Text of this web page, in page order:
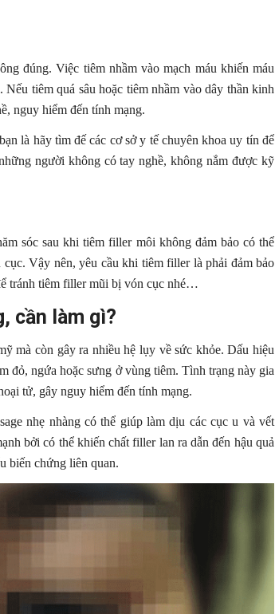
đúng. Việc tiêm nhầm vào mạch máu khiến máu
tiêm quá sâu hoặc tiêm nhầm vào dây thần kinh
nguy hiểm đến tính mạng.
là hãy tìm đế các cơ sở y tế chuyên khoa uy tín để
người không có tay nghề, không nắm được kỹ
sóc sau khi tiêm filler môi không đảm bảo có thể
Vậy nên, yêu cầu khi tiêm filler là phải đảm bảo
tránh tiêm filler mũi bị vón cục nhé…
cần làm gì?
mà còn gây ra nhiều hệ lụy về sức khỏe. Dấu hiệu
đỏ, ngứa hoặc sưng ở vùng tiêm. Tình trạng này gia
tử, gây nguy hiểm đến tính mạng.
nhẹ nhàng có thể giúp làm dịu các cục u và vết
bởi có thể khiến chất filler lan ra dẫn đến hậu quả
biến chứng liên quan.